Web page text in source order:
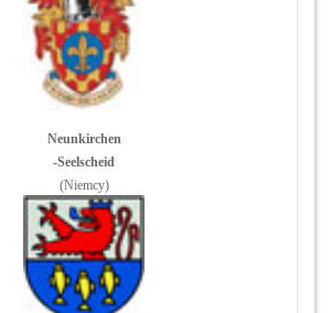
Neunkirchen
-Seelscheid
(Niemcy)